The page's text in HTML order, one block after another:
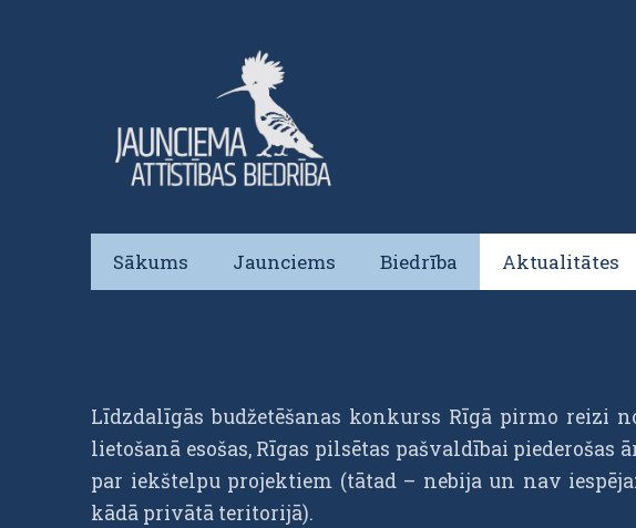
Sākums Jaunciems Biedrība Aktualitātes
Līdzdalīgās budžetēšanas konkurss Rīgā pirmo reizi
lietošanā esošas, Rīgas pilsētas pašvaldībai
par iekštelpu projektiem (tātad – nebija un nav
kādā privātā teritorijā).